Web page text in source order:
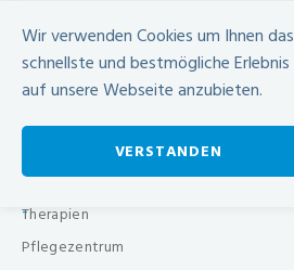
Medizinische Klinik
Frauenklinik
Übergreifende Bereiche
Beratungen & Dienste
Therapien
Pflegezentrum
Wir verwenden Cookies um Ihnen das
schnellste und bestmögliche Erlebnis
auf unsere Webseite anzubieten.
VERSTANDEN
-